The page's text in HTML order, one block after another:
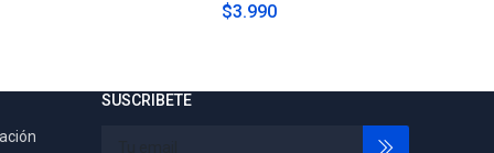
$3.990
SUSCRIBETE